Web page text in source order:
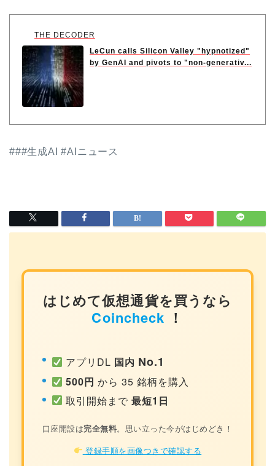
THE DECODER
LeCun calls Silicon Valley "hypnotized"
by GenAI and pivots to "non-generativ...
###生成AI #AIニュース
はじめて仮想通貨を買うなら
Coincheck ！
アプリDL 国内 No.1
500円 から 35 銘柄を購入
取引開始まで最短1日
口座開設は完全無料。思い立った今がはじめどき！
登録手順を画像つきで確認する